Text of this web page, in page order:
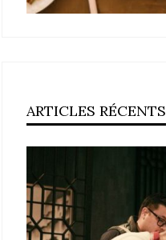
ARTICLES RÉCENTS